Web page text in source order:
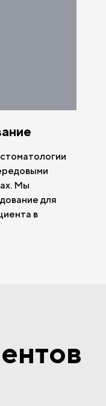
Мы
для
в